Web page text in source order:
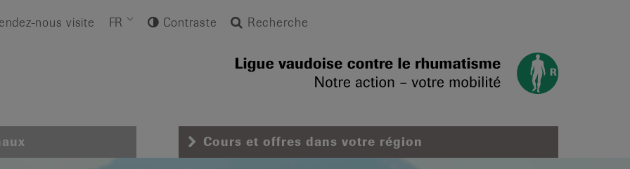
nous visite FR Contraste Recherche
Cours et offres dans votre région